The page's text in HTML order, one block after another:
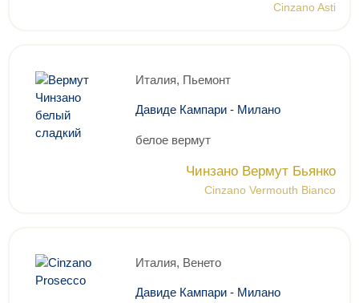
Cinzano Asti
Италия, Пьемонт
Давиде Кампари - Милано
белое вермут
Чинзано Вермут Бьянко
Cinzano Vermouth Bianco
Италия, Венето
Давиде Кампари - Милано